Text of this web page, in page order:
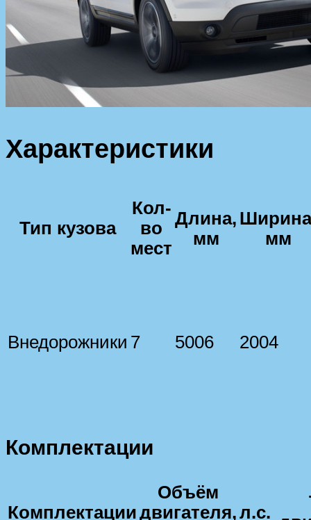
Характеристики
Тип кузова
Кол-
во
мест
Длина,
мм
мм
Внедорожники 7 5006 2004
Комплектации
Комплектации
Объём
двигателя,л.с.